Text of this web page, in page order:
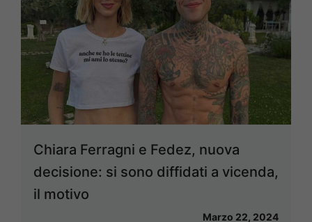
Chiara Ferragni e Fedez, nuova
decisione: si sono diffidati a vicenda,
il motivo
Marzo 22, 2024